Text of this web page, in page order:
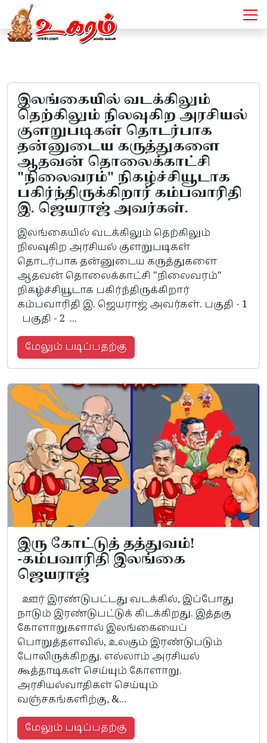
இலங்கையில் வடக்கிலும்
தெற்கிலும் நிலவுகிற அரசியல்
குளறுபடிகள் தொடர்பாக
தன்னுடைய கருத்துகளை
ஆதவன் தொலைக்காட்சி
"நிலைவரம்" நிகழ்ச்சியூடாக
பகிர்ந்திருக்கிறார் கம்பவாரிதி
இ. ஜெயராஜ் அவர்கள்.
இலங்கையில் வடக்கிலும் தெற்கிலும்
நிலவுகிற அரசியல் குளறுபடிகள்
தொடர்பாக தன்னுடைய கருத்துகளை
ஆதவன் தொலைக்காட்சி "நிலைவரம்"
நிகழ்ச்சியூடாக பகிர்ந்திருக்கிறார்
கம்பவாரிதி இ. ஜெயராஜ் அவர்கள். பகுதி - 1
பகுதி - 2 ...
மேலும் படிப்பதற்கு
இரு கோட்டுத் தத்துவம்!
-கம்பவாரிதி இலங்கை
ஜெயராஜ்
ஊர் இரண்டுபட்டது வடக்கில், இப்போது
நாடும் இரண்டுபட்டுக் கிடக்கிறது. இத்தகு
கோளாறுகளால் இலங்கையைப்
பொறுத்தளவில், உலகும் இரண்டுபடும்
போலிருக்கிறது. எல்லாம் அரசியல்
கூத்தாடிகள் செய்யும் கோளாறு.
அரசியல்வாதிகள் செய்யும்
வஞ்சகங்களிற்கு, &...
மேலும் படிப்பதற்கு